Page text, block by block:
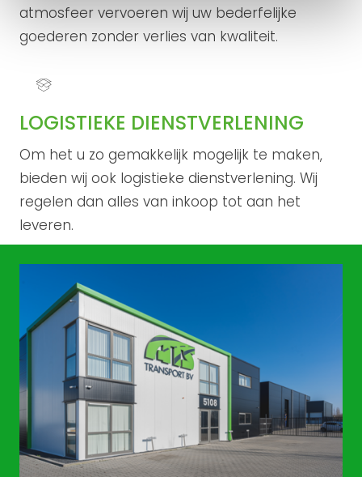
atmosfeer vervoeren wij uw bederfelijke
goederen zonder verlies van kwaliteit.
LOGISTIEKE DIENSTVERLENING
Om het u zo gemakkelijk mogelijk te maken,
bieden wij ook logistieke dienstverlening. Wij
regelen dan alles van inkoop tot aan het
leveren.